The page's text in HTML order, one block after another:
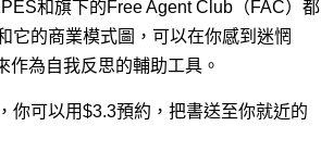
和旗下的Free Agent Club（FAC）都
它的商業模式圖，可以在你感到迷惘
作為自我反思的輔助工具。
你可以用$3.3預約，把書送至你就近的